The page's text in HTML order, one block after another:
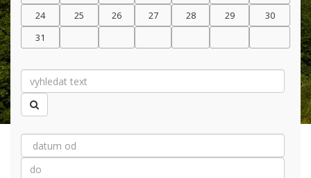
24
25 26 27 28 29
30
31